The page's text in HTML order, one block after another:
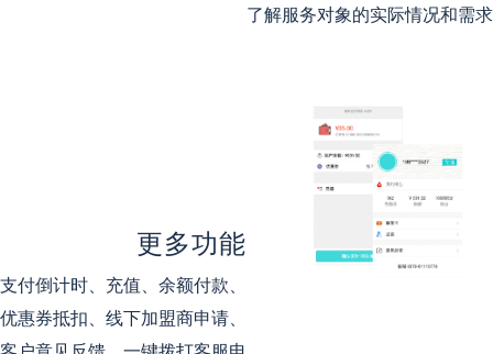
了解服务对象的实际情况和需求
更多功能
支付倒计时、充值、余额付款、
优惠券抵扣、线下加盟商申请、